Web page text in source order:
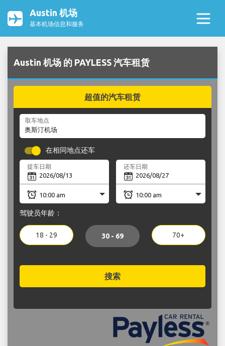
Austin 机场
基本机场信息和服务
Austin 机场 的 PAYLESS 汽车租赁
超值的汽车租赁
取车地点
在相同地点还车
提车日期 还车日期
驾驶员年龄：
18 - 29 30 - 69 70+
搜索